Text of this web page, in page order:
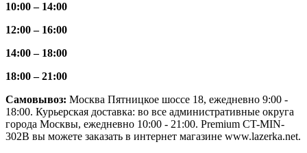
10:00 – 14:00
12:00 – 16:00
14:00 – 18:00
18:00 – 21:00
Самовывоз: Москва Пятницкое шоссе 18, ежедневно 9:00 -
18:00. Курьерская доставка: во все административные округа
города Москвы, ежедневно 10:00 - 21:00. Premium CT-MIN-
302B вы можете заказать в интернет магазине www.lazerka.net.